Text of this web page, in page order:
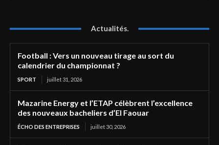
Actualités.
Football : Vers un nouveau tirage au sort du
calendrier du championnat ?
SPORT juillet 31, 2026
Mazarine Energy et l’ETAP célèbrent l’excellence
des nouveaux bacheliers d’El Faouar
ÉCHO DES ENTREPRISES juillet 30, 2026